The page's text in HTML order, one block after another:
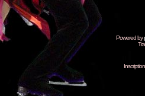
Powered by